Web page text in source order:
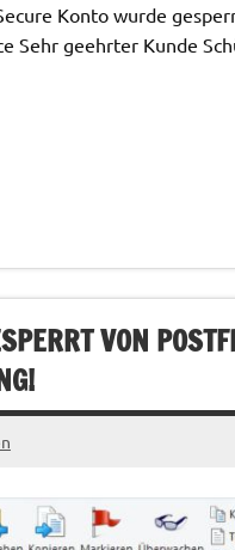
Konto wurde
Sehr geehrter Kunde
VON